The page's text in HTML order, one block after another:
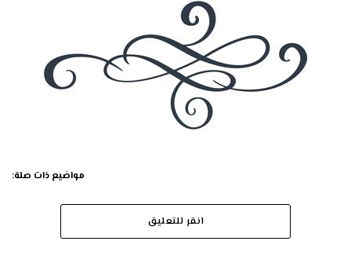
مواضيع ذات صلة:
انقر للتعليق